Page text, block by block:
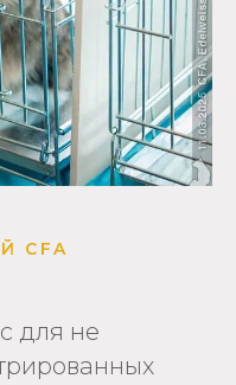
CFA
для не